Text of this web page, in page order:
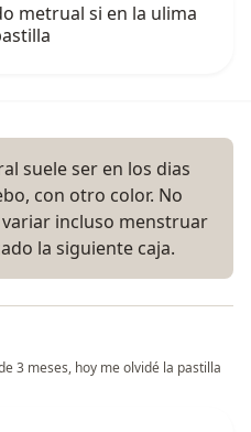
metrual si en la ulima
suele ser en los dias
con otro color. No
incluso menstruar
la siguiente caja.
3 meses, hoy me olvidé la pastilla